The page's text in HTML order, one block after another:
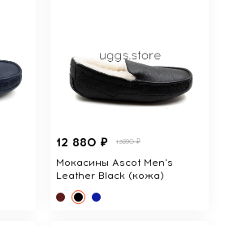
12 880 ₽ 13890 ₽
Мокасины Ascot Men's
Leather Black (кожа)